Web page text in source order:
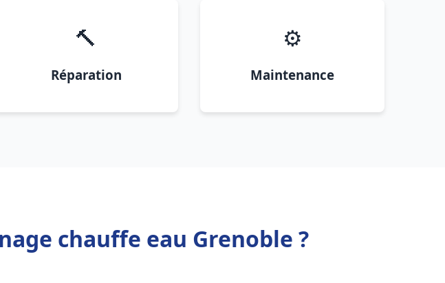
🔨
Réparation
⚙️
Maintenance
chauffe eau Grenoble ?